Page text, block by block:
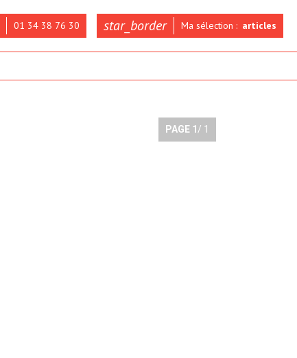
01 34 38 76 30 star_border Ma sélection : articles
PAGE 1 / 1